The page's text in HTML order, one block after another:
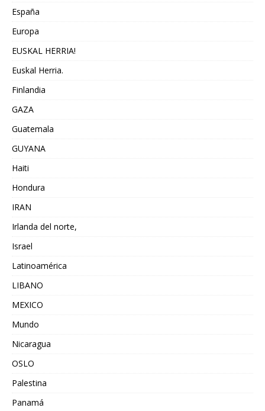
España
Europa
EUSKAL HERRIA!
Euskal Herria.
Finlandia
GAZA
Guatemala
GUYANA
Haiti
Hondura
IRAN
Irlanda del norte,
Israel
Latinoamérica
LIBANO
MEXICO
Mundo
Nicaragua
OSLO
Palestina
Panamá